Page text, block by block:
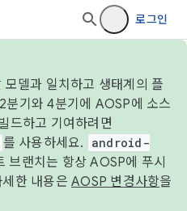
로그인
델과 일치하고 생태계의 플
분기와 4분기에 AOSP에 소스
드하고 기여하려면
를 사용하세요.
android-
브랜치는 항상 AOSP에 푸시
한 내용은 AOSP 변경사항을